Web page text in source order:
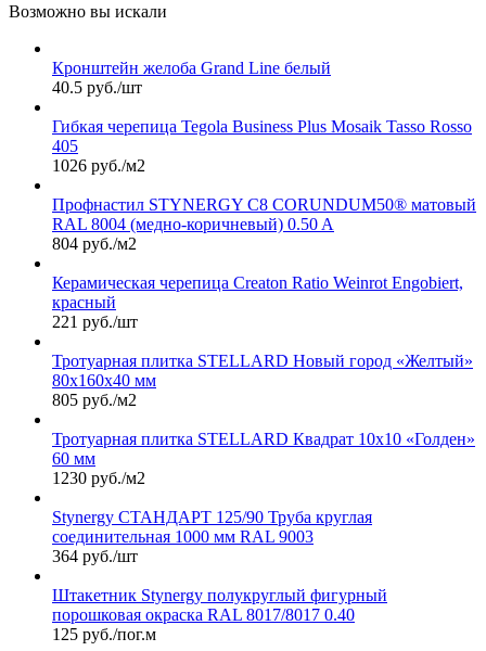
Возможно вы искали
Кронштейн желоба Grand Line белый
40.5 руб./шт
Гибкая черепица Tegola Business Plus Mosaik Tasso Rosso
405
1026 руб./м2
Профнастил STYNERGY С8 CORUNDUM50® матовый
RAL 8004 (медно-коричневый) 0.50 A
804 руб./м2
Керамическая черепица Сreaton Ratio Weinrot Engobiert,
красный
221 руб./шт
Тротуарная плитка STELLARD Новый город «Желтый»
80х160х40 мм
805 руб./м2
Тротуарная плитка STELLARD Квадрат 10х10 «Голден»
60 мм
1230 руб./м2
Stynergy СТАНДАРТ 125/90 Труба круглая
соединительная 1000 мм RAL 9003
364 руб./шт
Штакетник Stynergy полукруглый фигурный
порошковая окраска RAL 8017/8017 0.40
125 руб./пог.м